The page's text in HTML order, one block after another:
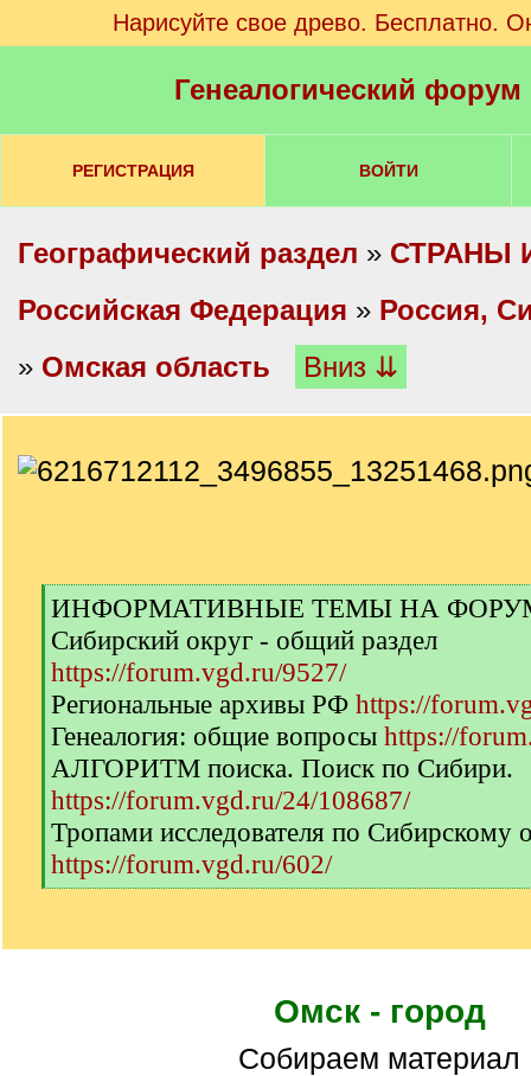
Нарисуйте свое древо. Бесплатно.
Генеалогический
РЕГИСТРАЦИЯ ВОЙТИ
Географический раздел » СТРАНЫ
Российская Федерация » Россия,
» Омская область Вниз ⇊
[
q
]
ИНФОРМАТИВНЫЕ ТЕМЫ НА
Сибирский округ - общий раздел
https://forum.vgd.ru/9527/
Региональные архивы РФ https://
Генеалогия: общие вопросы https://
АЛГОРИТМ поиска. Поиск по Сибири.
https://forum.vgd.ru/24/108687/
Тропами исследователя по Сибирскому
https://forum.vgd.ru/602/
[
]
Омск - город
Собираем материал